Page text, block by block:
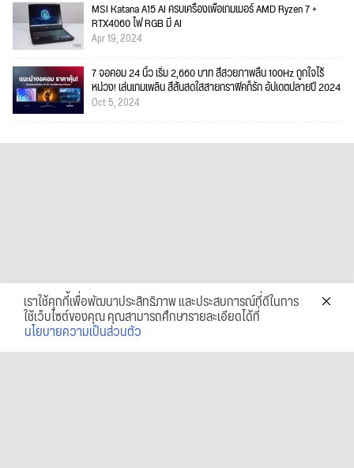
MSI Katana A15 AI ครบเครื่องเพื่อเกมเมอร์ AMD Ryzen 7 +
RTX4060 ไฟ RGB มี AI
Apr 19, 2024
7 จอคอม 24 นิ้ว เริ่ม 2,660 บาท สีสวยภาพลื่น 100Hz ถูกใจไร้
หน่วง! เล่นเกมเพลิน สีสันสดใสสายกราฟิคก็รัก อัปเดตปลายปี 2024
Oct 5, 2024
เราใช้คุกกี้เพื่อพัฒนาประสิทธิภาพ และประสบการณ์ที่ดีในการ
ใช้เว็บไซต์ของคุณ คุณสามารถศึกษารายละเอียดได้ที่
นโยบายความเป็นส่วนตัว